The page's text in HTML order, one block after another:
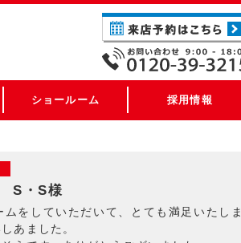
ショールーム 採用情報
S・S様
ムをしていただいて、とても満足いたしま
あました。